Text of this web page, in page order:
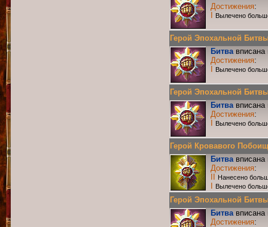
Достижения:
Вылечено
Герой Эпохальной
Битвавписана
Достижения:
Вылечено
Герой Эпохальной
Битвавписана
Достижения:
Вылечено
Герой Кровавого
Битвавписана
Достижения:
Нанесено
Вылечено
Герой Эпохальной
Битвавписана
Достижения: